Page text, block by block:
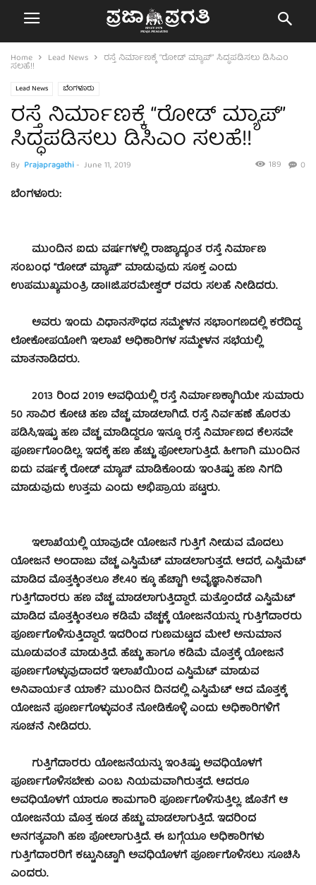
Home Lead News ರಸ್ತೆ ನಿರ್ಮಾಣಕ್ಕೆ “ರೋಡ್‌ ಮ್ಯಾಪ್‌” ಸಿದ್ಧಪಡಿಸಲು ಡಿಸಿಎಂ
ಸಲಹೆ!!
Lead News ಬೆಂಗಳೂರು
ರಸ್ತೆ ನಿರ್ಮಾಣಕ್ಕೆ “ರೋಡ್‌ ಮ್ಯಾಪ್‌”
ಸಿದ್ಧಪಡಿಸಲು ಡಿಸಿಎಂ ಸಲಹೆ!!
By Prajapragathi- June 11, 2019 0
189
ಬೆಂಗಳೂರು:
ಮುಂದಿನ ಐದು ವರ್ಷಗಳಲ್ಲಿ ರಾಜ್ಯಾದ್ಯಂತ ರಸ್ತೆ ನಿರ್ಮಾಣ
ಸಂಬಂಧ “ರೋಡ್‌ ಮ್ಯಾಪ್‌” ಮಾಡುವುದು ಸೂಕ್ತ ಎಂದು
ಉಪಮುಖ್ಯಮಂತ್ರಿ ಡಾllಜಿ.ಪರಮೇಶ್ವರ್ ರವರು ಸಲಹೆ ನೀಡಿದರು.
ಅವರು ಇಂದು ವಿಧಾನಸೌಧದ ಸಮ್ಮೇಳನ ಸಭಾಂಗಣದಲ್ಲಿ ಕರೆದಿದ್ದ
ಲೋಕೋಪಯೋಗಿ ಇಲಾಖೆ ಅಧಿಕಾರಿಗಳ ಸಮ್ಮೇಳನ‌ ಸಭೆಯಲ್ಲಿ
ಮಾತನಾಡಿದರು.
2013 ರಿಂದ 2019 ಅವಧಿಯಲ್ಲಿ ರಸ್ತೆ ನಿರ್ಮಾಣಕ್ಕಾಗಿಯೇ ಸುಮಾರು
50 ಸಾವಿರ ಕೋಟಿ ಹಣ ವೆಚ್ಚ ಮಾಡಲಾಗಿದೆ. ರಸ್ತೆ ನಿರ್ವಹಣೆ ಹೊರತು
ಪಡಿಸಿ,ಇಷ್ಟು ಹಣ ವೆಚ್ಚ ಮಾಡಿದ್ದರೂ ಇನ್ನೂ ರಸ್ತೆ ನಿರ್ಮಾಣದ ಕೆಲಸವೇ
ಪೂರ್ಣಗೊಂಡಿಲ್ಲ. ಇದಕ್ಕೆ ಹಣ ಹೆಚ್ಚು ಪೋಲಾಗುತ್ತಿದೆ. ಹೀಗಾಗಿ ಮುಂದಿನ
ಐದು ವರ್ಷಕ್ಕೆ ರೋಡ್‌ ಮ್ಯಾಪ್‌ ಮಾಡಿಕೊಂಡು ಇಂತಿಷ್ಟು ಹಣ ನಿಗದಿ
ಮಾಡುವುದು ಉತ್ತಮ ಎಂದು ಅಭಿಪ್ರಾಯ ಪಟ್ಟರು.
ಇಲಾಖೆಯಲ್ಲಿ ಯಾವುದೇ ಯೋಜನೆ ಗುತ್ತಿಗೆ ನೀಡುವ ಮೊದಲು
ಯೋಜನೆ ಅಂದಾಜು ವೆಚ್ಚ ಎಸ್ಟಿಮೆಟ್‌ ಮಾಡಲಾಗುತ್ತದೆ. ಆದರೆ, ಎಸ್ಟಿಮೆಟ್‌
ಮಾಡಿದ ಮೊತ್ತಕ್ಕಿಂತಲೂ ಶೇ.40 ಕ್ಕೂ ಹೆಚ್ಚಾಗಿ ಅವೈಜ್ಞಾನಿಕವಾಗಿ
ಗುತ್ತಿಗೆದಾರರು ಹಣ ವೆಚ್ಚ ಮಾಡಲಾಗುತ್ತಿದ್ದಾರೆ. ಮತ್ತೊಂದೆಡೆ ಎಸ್ಟಿಮೆಟ್‌
ಮಾಡಿದ ಮೊತ್ತಕ್ಕಿಂತಲೂ ಕಡಿಮೆ ವೆಚ್ಚಕ್ಕೆ ಯೋಜನೆಯನ್ನು ಗುತ್ತಿಗೆದಾರರು
ಪೂರ್ಣಗೊಳಿಸುತ್ತಿದ್ದಾರೆ. ಇದರಿಂದ ಗುಣಮಟ್ಟದ ಮೇಲೆ ಅನುಮಾನ
ಮೂಡುವಂತೆ ಮಾಡುತ್ತಿದೆ. ಹೆಚ್ಚು ಹಾಗೂ ಕಡಿಮೆ ಮೊತ್ತಕ್ಕೆ ಯೋಜನೆ
ಪೂರ್ಣಗೊಳ್ಳುವುದಾದರೆ ಇಲಾಖೆಯಿಂದ ಎಸ್ಟಿಮೆಟ್‌ ಮಾಡುವ
ಅನಿವಾರ್ಯತೆ ಯಾಕೆ? ಮುಂದಿನ‌ ದಿನದಲ್ಲಿ ಎಸ್ಟಿಮೆಟ್‌ ಆದ ಮೊತ್ತಕ್ಕೆ
ಯೋಜನೆ ಪೂರ್ಣಗೊಳ್ಳುವಂತೆ ನೋಡಿಕೊಳ್ಳಿ ಎಂದು ಅಧಿಕಾರಿಗಳಿಗೆ
ಸೂಚನೆ ನೀಡಿದರು.
ಗುತ್ತಿಗೆದಾರರು ಯೋಜನೆಯನ್ನು ಇಂತಿಷ್ಟು ಅವಧಿಯೊಳಗೆ
ಪೂರ್ಣಗೊಳಿಸಬೇಕು ಎಂಬ ನಿಯಮವಾಗಿರುತ್ತದೆ. ಆದರೂ
ಅವಧಿಯೊಳಗೆ ಯಾರೂ ಕಾಮಗಾರಿ ಪೂರ್ಣಗೊಳಿಸುತ್ತಿಲ್ಲ. ಜೊತೆಗೆ ಆ
ಯೋಜನೆಯ ಮೊತ್ತ ಕೂಡ ಹೆಚ್ಚು ಮಾಡಲಾಗುತ್ತಿದೆ. ಇದರಿಂದ
ಅನಗತ್ಯವಾಗಿ ಹಣ ಪೋಲಾಗುತ್ತಿದೆ. ಈ ಬಗ್ಗೆಯೂ ಅಧಿಕಾರಿಗಳು
ಗುತ್ತಿಗೆದಾರರಿಗೆ ಕಟ್ಟುನಿಟ್ಟಾಗಿ ಅವಧಿಯೊಳಗೆ ಪೂರ್ಣಗೊಳಿಸಲು ಸೂಚಿಸಿ
ಎಂದರು.